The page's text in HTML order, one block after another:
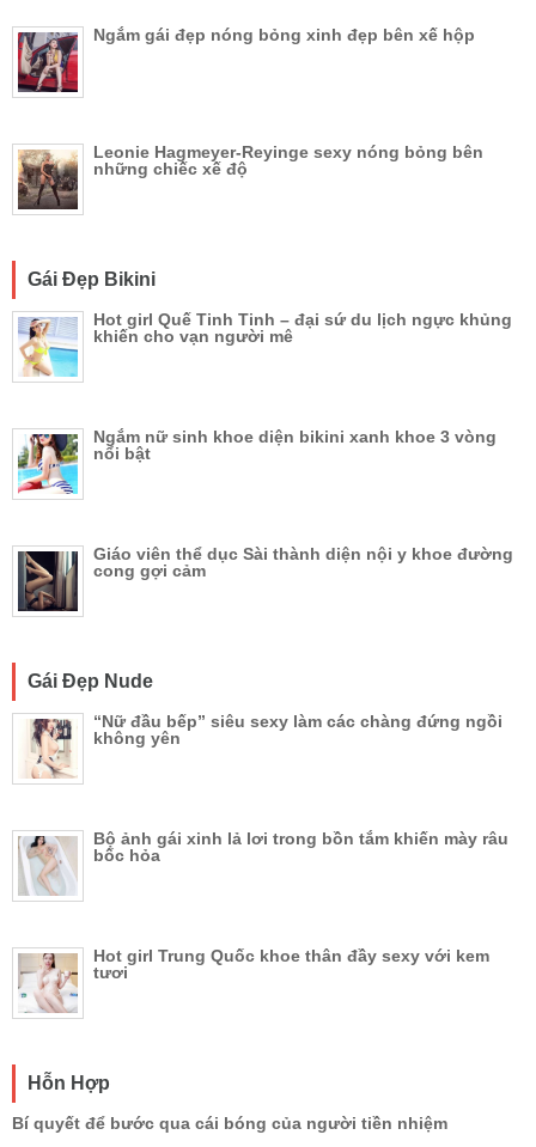
Ngắm gái đẹp nóng bỏng xinh đẹp bên xế hộp
Leonie Hagmeyer-Reyinge sexy nóng bỏng bên
những chiếc xế độ
Gái Đẹp Bikini
Hot girl Quế Tinh Tinh – đại sứ du lịch ngực khủng
khiến cho vạn người mê
Ngắm nữ sinh khoe diện bikini xanh khoe 3 vòng
nổi bật
Giáo viên thể dục Sài thành diện nội y khoe đường
cong gợi cảm
Gái Đẹp Nude
“Nữ đầu bếp” siêu sexy làm các chàng đứng ngồi
không yên
Bộ ảnh gái xinh lả lơi trong bồn tắm khiến mày râu
bốc hỏa
Hot girl Trung Quốc khoe thân đầy sexy với kem
tươi
Hỗn Hợp
Bí quyết để bước qua cái bóng của người tiền nhiệm